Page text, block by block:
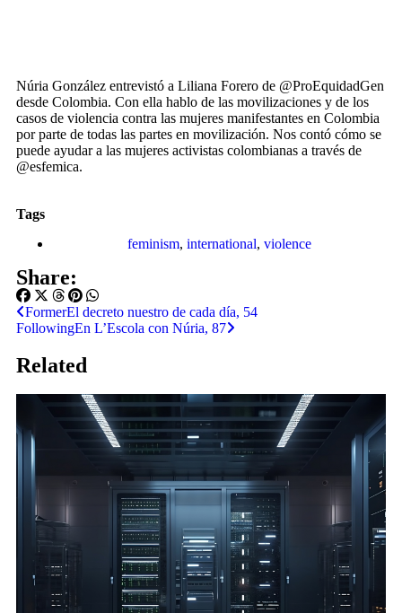
Núria González entrevistó a Liliana Forero de @ProEquidadGen
desde Colombia. Con ella hablo de las movilizaciones y de los
casos de violencia contra las mujeres manifestantes en Colombia
por parte de todas las partes en movilización. Nos contó cómo se
puede ayudar a las mujeres activistas colombianas a través de
@esfemica.
Tags
feminism, international, violence
Share:
FormerEl decreto nuestro de cada día, 54
FollowingEn L’Escola con Núria, 87
Related